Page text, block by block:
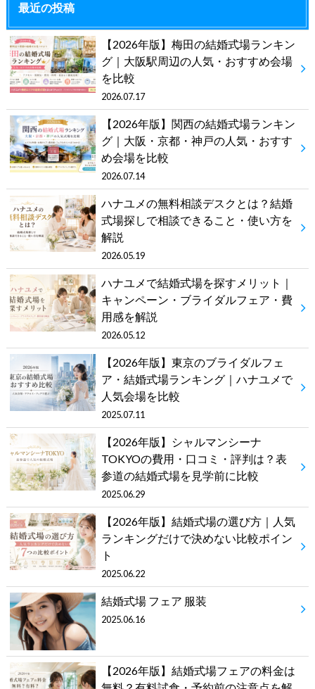
最近の投稿
【2026年版】梅田の結婚式場ランキン
グ｜大阪駅周辺の人気・おすすめ会場
を比較
2026.07.17
【2026年版】関西の結婚式場ランキン
グ｜大阪・京都・神戸の人気・おすす
め会場を比較
2026.07.14
ハナユメの無料相談デスクとは？結婚
式場探しで相談できること・使い方を
解説
2026.05.19
ハナユメで結婚式場を探すメリット｜
キャンペーン・ブライダルフェア・費
用感を解説
2026.05.12
【2026年版】東京のブライダルフェ
ア・結婚式場ランキング｜ハナユメで
人気会場を比較
2025.07.11
【2026年版】シャルマンシーナ
TOKYOの費用・口コミ・評判は？表
参道の結婚式場を見学前に比較
2025.06.29
【2026年版】結婚式場の選び方｜人気
ランキングだけで決めない比較ポイン
ト
2025.06.22
結婚式場 フェア 服装
2025.06.16
【2026年版】結婚式場フェアの料金は